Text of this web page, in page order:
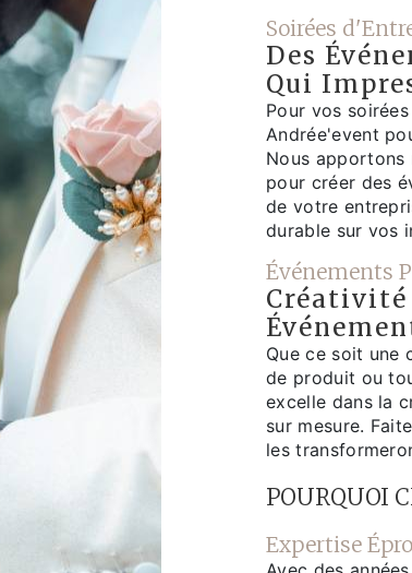
Soirées
Des
Qui
Pour vos
Andrée'event
Nous
pour créer des
de votre
durable sur vos
Événements
Créativité
Que ce soit une
de produit ou
excelle dans la
sur mesure.
les
POURQUOI
Expertise